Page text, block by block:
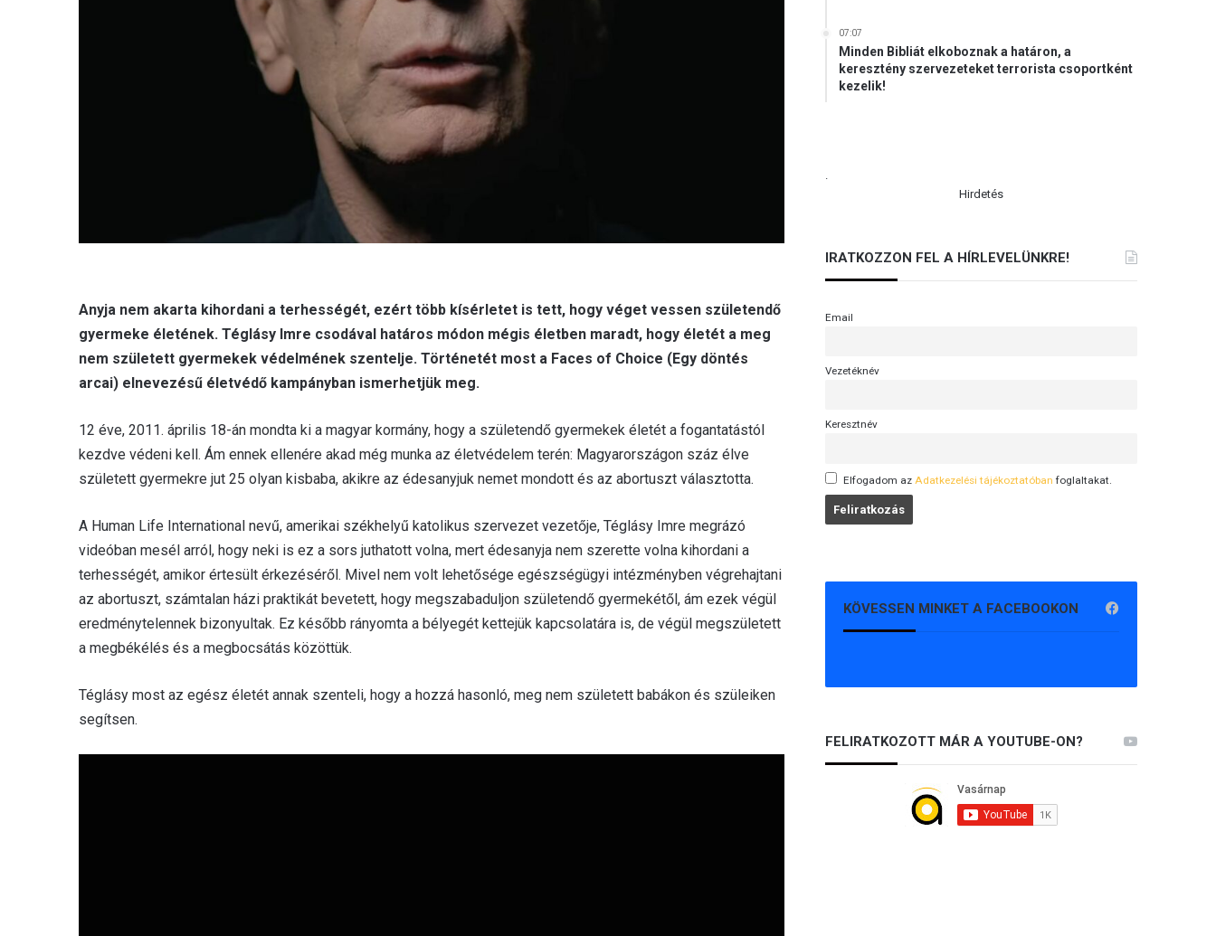
Anyja nem akarta kihordani a terhességét, ezért több kísérletet is tett, hogy véget vessen születendő
gyermeke életének. Téglásy Imre csodával határos módon mégis életben maradt, hogy életét a meg
nem született gyermekek védelmének szentelje. Történetét most a Faces of Choice (Egy döntés
arcai) elnevezésű életvédő kampányban ismerhetjük meg.
12 éve, 2011. április 18-án mondta ki a magyar kormány, hogy a születendő gyermekek életét a fogantatástól
kezdve védeni kell. Ám ennek ellenére akad még munka az életvédelem terén: Magyarországon száz élve
született gyermekre jut 25 olyan kisbaba, akikre az édesanyjuk nemet mondott és az abortuszt választotta.
A Human Life International nevű, amerikai székhelyű katolikus szervezet vezetője, Téglásy Imre megrázó
videóban mesél arról, hogy neki is ez a sors juthatott volna, mert édesanyja nem szerette volna kihordani a
terhességét, amikor értesült érkezéséről. Mivel nem volt lehetősége egészségügyi intézményben végrehajtani
az abortuszt, számtalan házi praktikát bevetett, hogy megszabaduljon születendő gyermekétől, ám ezek végül
eredménytelennek bizonyultak. Ez később rányomta a bélyegét kettejük kapcsolatára is, de végül megszületett
a megbékélés és a megbocsátás közöttük.
Téglásy most az egész életét annak szenteli, hogy a hozzá hasonló, meg nem született babákon és szüleiken
segítsen.
07:07
Minden Bibliát elkoboznak a határon, a
keresztény szervezeteket terrorista csoportként
kezelik!
.
Hirdetés
IRATKOZZON FEL A HÍRLEVELÜNKRE!
Email
Vezetéknév
Keresztnév
Elfogadom az Adatkezelési tájékoztatóban foglaltakat.
KÖVESSEN MINKET A FACEBOOKON
FELIRATKOZOTT MÁR A YOUTUBE-ON?